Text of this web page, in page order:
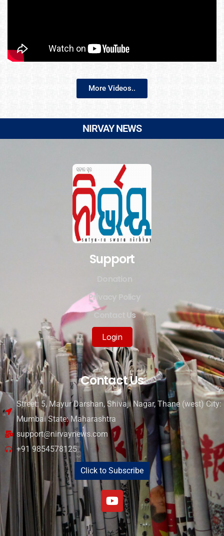
More Videos..
NIRVAY NEWS
Support
Privacy Policy
Contact Us
Login
Contact Us
Street: 5, Mayur Darshan, Shivaji Nagar, Thane (west) City:
Mumbai State: Maharashtra
support@nirvaynews.com
+91 9854578125
Click to Subscribe